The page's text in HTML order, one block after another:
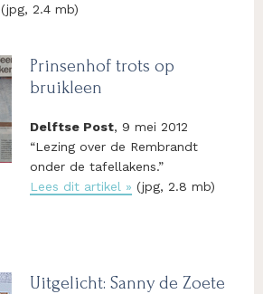
(jpg, 2.4 mb)
Prinsenhof trots op
bruikleen
Delftse Post, 9 mei 2012
“Lezing over de Rembrandt
onder de tafellakens.”
Lees dit artikel » (jpg, 2.8 mb)
Uitgelicht: Sanny de Zoete